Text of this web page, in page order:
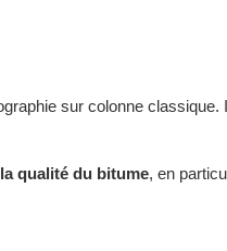
sur colonne classique.
qualité du bitume, en